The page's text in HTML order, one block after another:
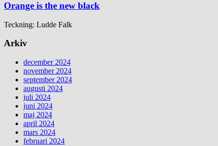
Orange is the new black
Teckning: Ludde Falk
Arkiv
december 2024
november 2024
september 2024
augusti 2024
juli 2024
juni 2024
maj 2024
april 2024
mars 2024
februari 2024